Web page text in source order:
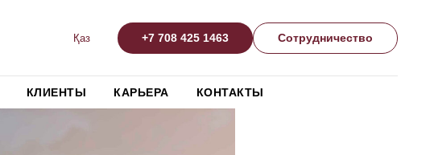
Қаз +7 708 425 1463 Сотрудничество
КЛИЕНТЫ КАРЬЕРА КОНТАКТЫ